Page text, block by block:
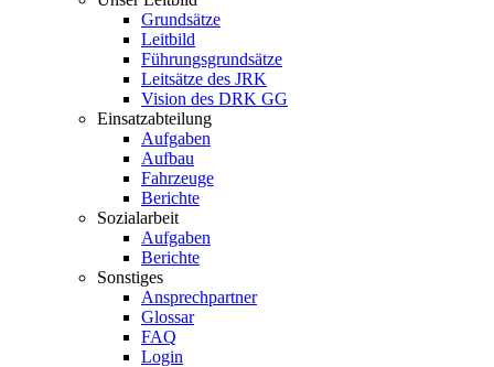
Grundsätze
Leitbild
Führungsgrundsätze
Leitsätze des JRK
Vision des DRK GG
Einsatzabteilung
Aufgaben
Aufbau
Fahrzeuge
Berichte
Sozialarbeit
Aufgaben
Berichte
Sonstiges
Ansprechpartner
Glossar
FAQ
Login